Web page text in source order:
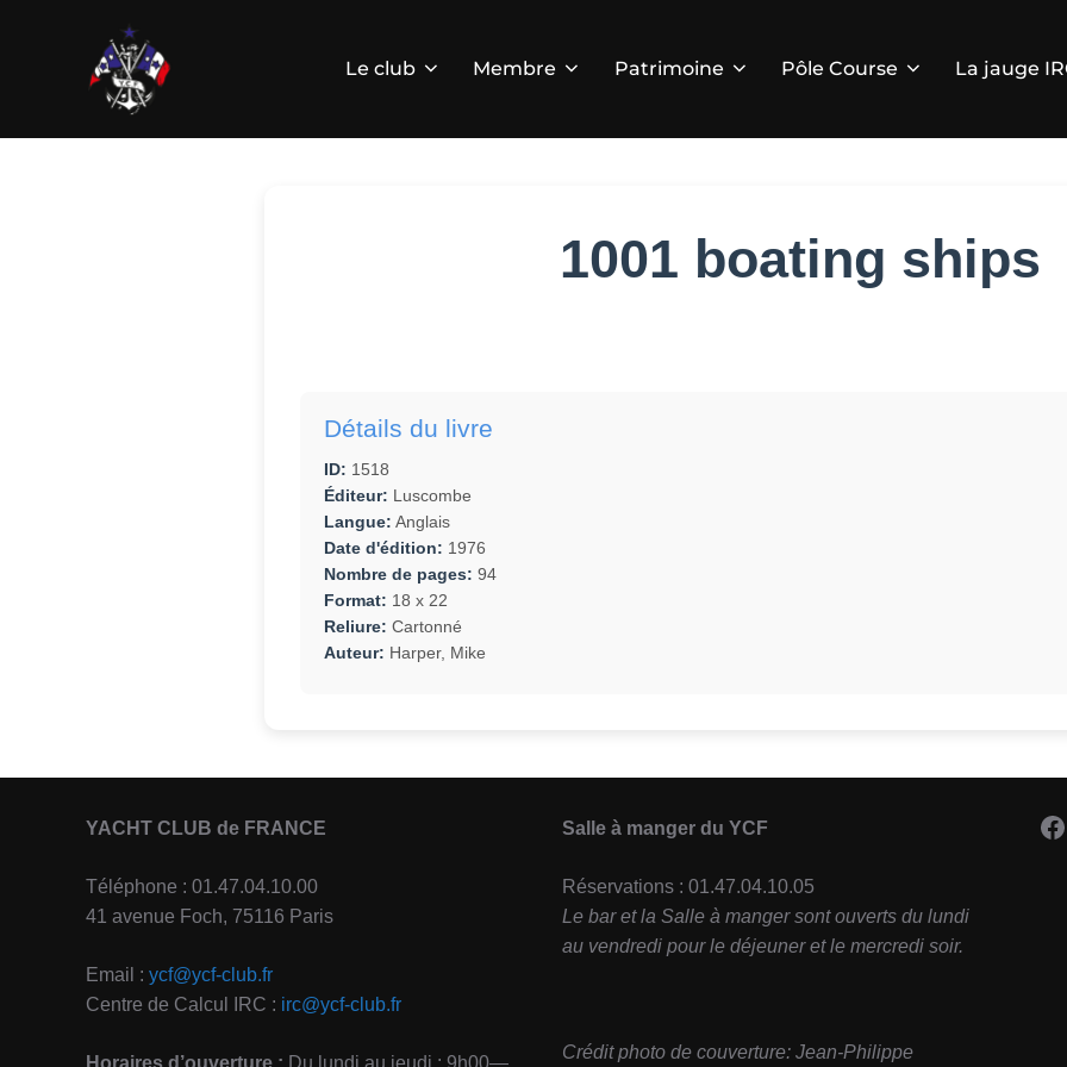
Le club Membre Patrimoine Pôle Course La jauge
1001 boating ships
Détails du livre
ID: 1518
Éditeur: Luscombe
Langue: Anglais
Date d'édition: 1976
Nombre de pages: 94
Format: 18 x 22
Reliure: Cartonné
Auteur: Harper, Mike
YACHT CLUB de FRANCE
Téléphone : 01.47.04.10.00
41 avenue Foch, 75116 Paris
Email : ycf@ycf-club.fr
Centre de Calcul IRC : irc@ycf-club.fr
Salle à manger du YCF
Réservations : 01.47.04.10.05
Le bar et la Salle à manger sont ouverts du lundi
au vendredi pour le déjeuner et le mercredi soir.
Crédit photo de couverture: Jean-Philippe